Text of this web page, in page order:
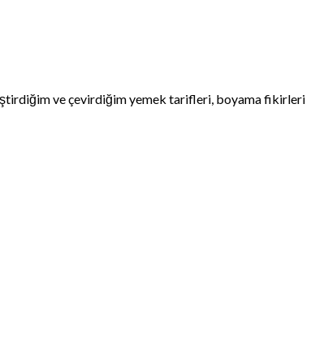
ve çevirdiğim yemek tarifleri, boyama fikirleri